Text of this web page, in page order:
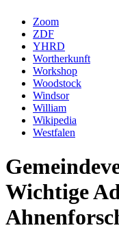
Zoom
ZDF
YHRD
Wortherkunft
Workshop
Woodstock
Windsor
William
Wikipedia
Westfalen
Wichtige